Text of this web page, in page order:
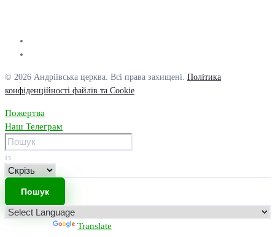
© 2026 Андріївська церква. Всі права захищені. Політика
конфіденційності файлів та Cookie
Пожертва
Наш Телеграм
із
Translate